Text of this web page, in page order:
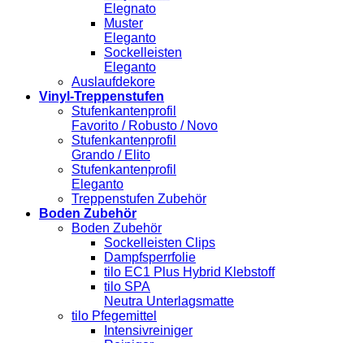
Elegnato
Muster
Eleganto
Sockelleisten
Eleganto
Auslaufdekore
Vinyl-Treppenstufen
Stufenkantenprofil
Favorito / Robusto / Novo
Stufenkantenprofil
Grando / Elito
Stufenkantenprofil
Eleganto
Treppenstufen Zubehör
Boden Zubehör
Boden Zubehör
Sockelleisten Clips
Dampfsperrfolie
tilo EC1 Plus Hybrid Klebstoff
tilo SPA
Neutra Unterlagsmatte
tilo Pfegemittel
Intensivreiniger